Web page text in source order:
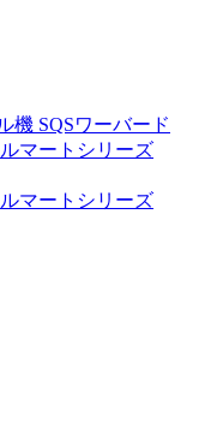
機 SQSワーバード
マートシリーズ
マートシリーズ